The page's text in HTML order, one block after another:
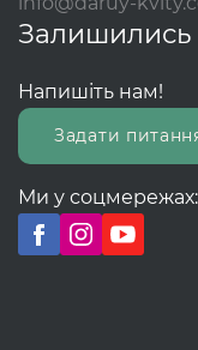
Залишились
Напишіть нам!
Задати
Ми у соцмережах: